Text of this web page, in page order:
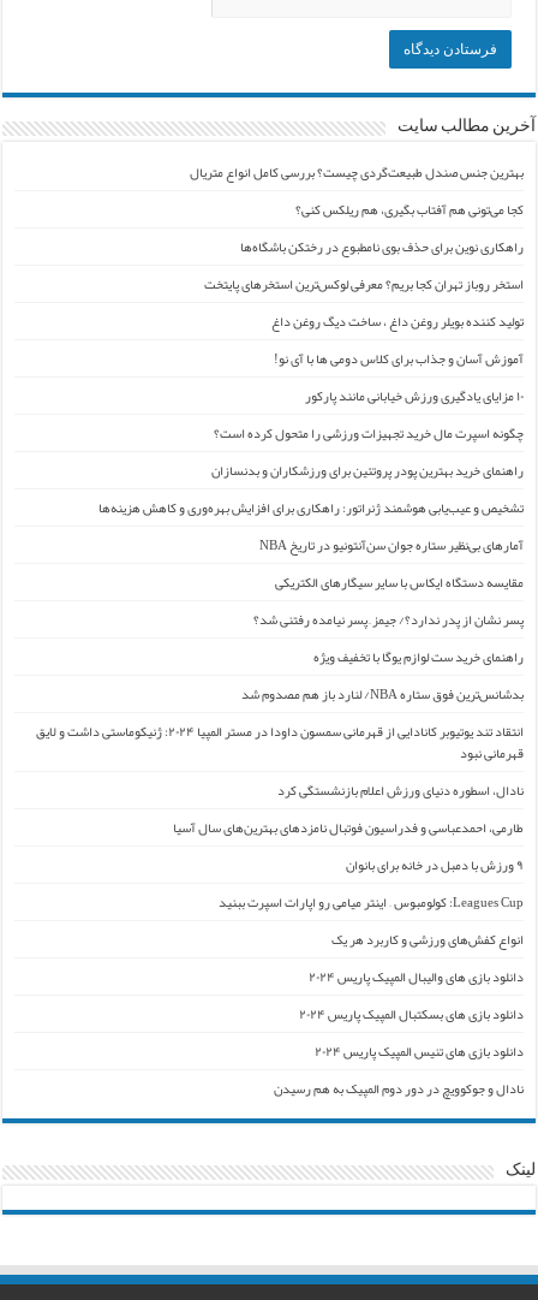
آخرین مطالب سایت
بهترین جنس صندل طبیعت‌گردی چیست؟ بررسی کامل انواع متریال
کجا می‌تونی هم آفتاب بگیری، هم ریلکس کنی؟
راهکاری نوین برای حذف بوی نامطبوع در رختکن باشگاه‌ها
استخر روباز تهران کجا بریم؟ معرفی لوکس‌ترین استخرهای پایتخت
تولید کننده بویلر روغن داغ ، ساخت دیگ روغن داغ
آموزش آسان و جذاب برای کلاس دومی ها با آی نو!
۱۰ مزایای یادگیری ورزش خیابانی مانند پارکور
چگونه اسپرت مال خرید تجهیزات ورزشی را متحول کرده است؟
راهنمای خرید بهترین پودر پروتئین برای ورزشکاران و بدنسازان
تشخیص و عیب‌یابی هوشمند ژنراتور: راهکاری برای افزایش بهره‌وری و کاهش هزینه‌ها
آمارهای بی‌نظیر ستاره جوان سن‌آنتونیو در تاریخ NBA
مقایسه دستگاه ایکاس با سایر سیگارهای الکتریکی
پسر نشان از پدر ندارد؟/ جیمز ِ پسر نیامده رفتنی شد؟
راهنمای خرید ست لوازم یوگا با تخفیف ویژه
بدشانس‌ترین فوق ستاره NBA/ لنارد باز هم مصدوم شد
انتقاد تند یوتیوبر کانادایی از قهرمانی سمسون داودا در مستر المپیا ۲۰۲۴: ژنیکوماستی داشت و لایق
قهرمانی نبود
نادال، اسطوره دنیای ورزش اعلام بازنشستگی کرد
طارمی، احمدعباسی و فدراسیون فوتبال نامزدهای بهترین‌های سال آسیا
۹ ورزش با دمبل در خانه برای بانوان
Leagues Cup: کولومبوس – اینتر میامی رو اپارات اسپرت ببنید
انواع کفش‌های ورزشی و کاربرد هر یک
دانلود بازی های والیبال المپیک پاریس ۲۰۲۴
دانلود بازی های بسکتبال المپیک پاریس ۲۰۲۴
دانلود بازی های تنیس المپیک پاریس ۲۰۲۴
نادال و جوکوویچ در دور دوم المپیک به هم رسیدن
لینک